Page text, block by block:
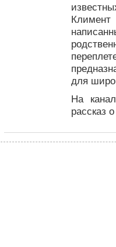
для
На
рассказ